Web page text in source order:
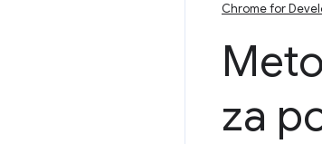
Chrome for
za